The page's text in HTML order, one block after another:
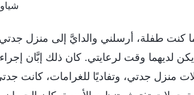
شياو
كنت طفلة، أرسلني والدايَّ إلى منزل
لديهما وقت لرعايتي. كان ذلك إبَّان
منزل جدتي، وتفاديًا للغرامات، كانت